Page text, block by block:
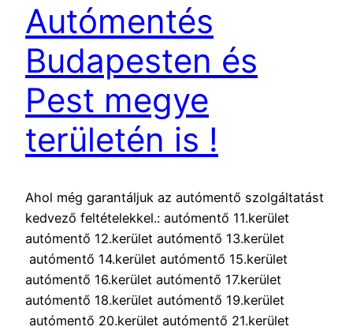
Autómentés
Budapesten és
Pest megye
területén is !
Ahol még garantáljuk az autómentő szolgáltatást
kedvező feltételekkel.: autómentő 11.kerület
autómentő 12.kerület autómentő 13.kerület
autómentő 14.kerület autómentő 15.kerület
autómentő 16.kerület autómentő 17.kerület
autómentő 18.kerület autómentő 19.kerület
autómentő 20.kerület autómentő 21.kerület